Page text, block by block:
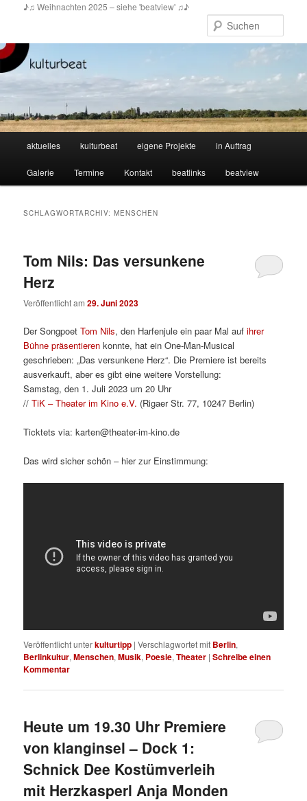
springen
springen
♪♫ Weihnachten 2025 – siehe 'beatview' ♫♪
aktuelles kulturbeat eigene Projekte in Auftrag
Galerie Termine Kontakt beatlinks beatview
SCHLAGWORTARCHIV:MENSCHEN
Tom Nils: Das versunkene
Herz
Veröffentlicht am29. Juni 2023
Der SongpoetTom Nils, den Harfenjule ein paar Mal aufihrer
Bühne präsentieren konnte, hat ein One-Man-Musical
geschrieben: „Das versunkene Herz“. Die Premiere ist bereits
ausverkauft, aber es gibt eine weitere Vorstellung:
Samstag, den 1. Juli 2023 um 20 Uhr
//TiK – Theater im Kino e.V. (Rigaer Str. 77, 10247 Berlin)
Ticktets via: karten@theater-im-kino.de
Das wird sicher schön – hier zur Einstimmung:
Veröffentlicht unterkulturtipp |Verschlagwortet mit Berlin,
Berlinkultur,Menschen,Musik, Poesie,Theater |Schreibe einen
Kommentar
Heute um 19.30 Uhr Premiere
von klanginsel – Dock 1:
Schnick Dee Kostümverleih
mit Herzkasperl Anja Monden